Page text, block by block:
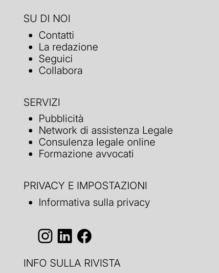
SU DI NOI
Contatti
La redazione
Seguici
Collabora
SERVIZI
Pubblicità
Network di assistenza Legale
Consulenza legale online
Formazione avvocati
PRIVACY E IMPOSTAZIONI
Informativa sulla privacy
INFO SULLA RIVISTA